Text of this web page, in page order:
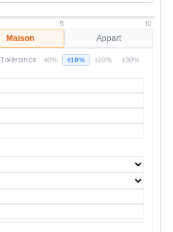
5 10
Maison Appart
Tolérance ±0% ±10% ±20% ±30%